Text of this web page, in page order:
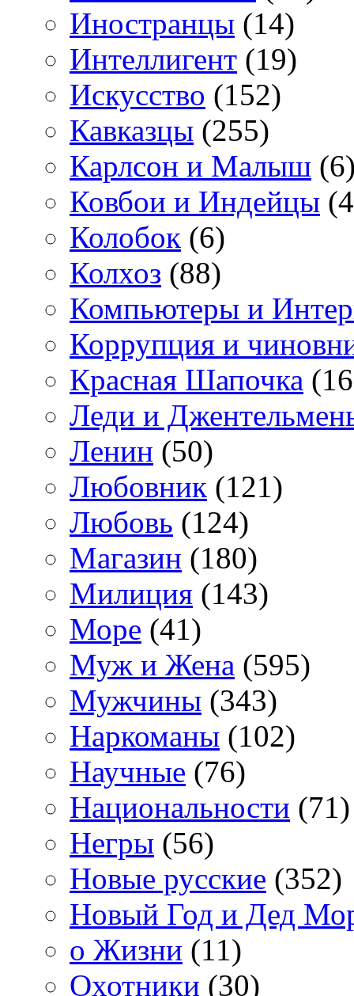
Иностранцы (14)
Интеллигент (19)
Искусство (152)
Кавказцы (255)
Карлсон и Малыш
Ковбои и Индейцы
Колобок (6)
Колхоз (88)
Компьютеры и
Коррупция и
Красная Шапочка
Леди и
Ленин (50)
Любовник (121)
Любовь (124)
Магазин (180)
Милиция (143)
Море (41)
Муж и Жена (595)
Мужчины (343)
Наркоманы (102)
Научные (76)
Национальности (71)
Негры (56)
Новые русские (352)
Новый Год и Дед
о Жизни (11)
Охотники (30)